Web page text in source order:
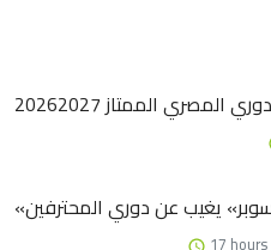
الممتاز 20262027
يغيب عن دوري المحترفين